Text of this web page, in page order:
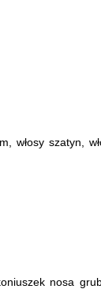
włosy szatyn,
nosa